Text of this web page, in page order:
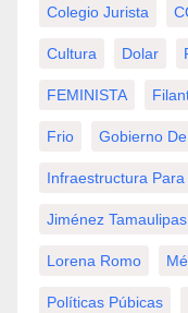
Colegio Jurista
Cultura Dolar
FEMINISTA
Frio Gobierno
Infraestructura
Jiménez Tamaulipas
Lorena Romo
Políticas Púbicas